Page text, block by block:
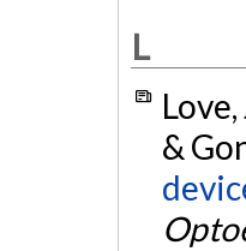
L
Love,
&